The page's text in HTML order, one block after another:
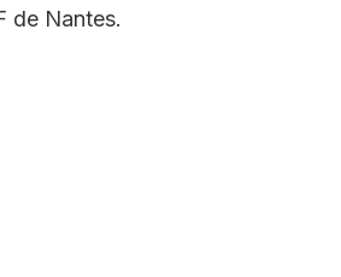
de Nantes.